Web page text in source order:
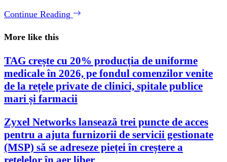
Continue Reading
More like this
TAG crește cu 20% producția de uniforme
medicale în 2026, pe fondul comenzilor venite
de la rețele private de clinici, spitale publice
mari și farmacii
Zyxel Networks lansează trei puncte de acces
pentru a ajuta furnizorii de servicii gestionate
(MSP) să se adreseze pieței în creștere a